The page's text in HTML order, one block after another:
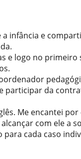
infância e
e logo no
participar da
Me encantei
com ele a
cada caso